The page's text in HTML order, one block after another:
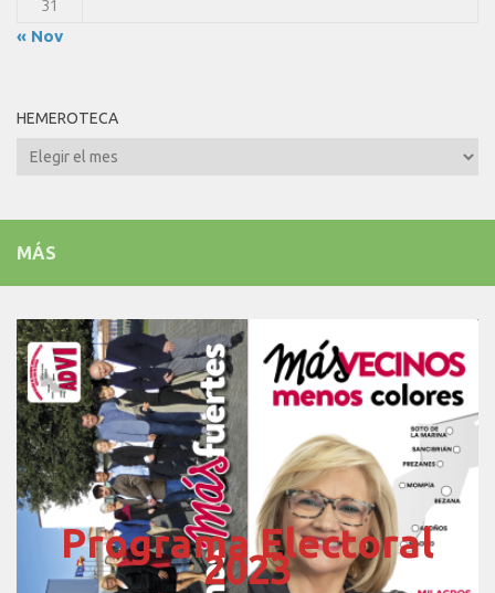
31
« Nov
HEMEROTECA
Hemeroteca
MÁS
Programa Electoral
2023